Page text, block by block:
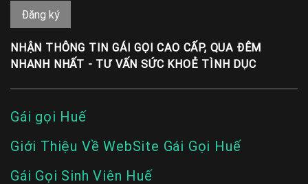
NHẬN THÔNG TIN GÁI GỌI CAO CẤP, QUA ĐÊM
NHANH NHẤT - TƯ VẤN SỨC KHOẺ TÌNH DỤC
Gái gọi Huế
Giới Thiệu Về WebSite Gái Gọi Huế
Gái Gọi Sinh Viên Huế